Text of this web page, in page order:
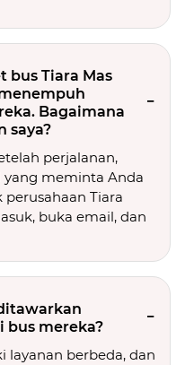
bus Tiara Mas
Bagaimana
saya?
perjalanan,
meminta Anda
Tiara
buka email, dan
bus mereka?
layanan berbeda, dan